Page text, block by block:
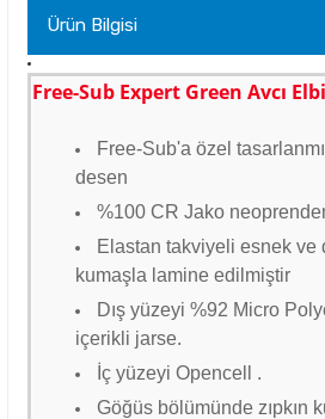
Ürün Bilgisi
Free-Sub Expert Green Avcı
Free-Sub'a özel
desen
%100 CR Jako
Elastan takviyeli esnek ve
kumaşla lamine edilmiştir
Dış yüzeyi %92 Micro
içerikli jarse.
İç yüzeyi Opencell .
Göğüs bölümünde zıpkın